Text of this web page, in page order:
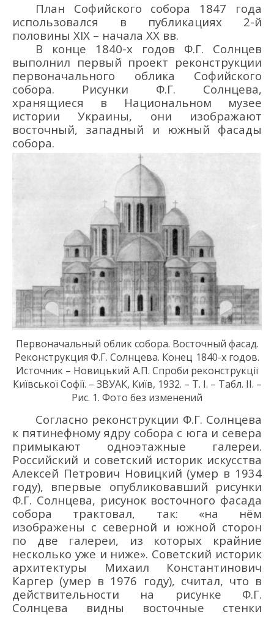
План Софийского собора 1847 года
использовался в публикациях 2-й
половины XIX – начала XX вв.
В конце 1840-х годов Ф.Г. Солнцев
выполнил первый проект реконструкции
первоначального облика Софийского
собора. Рисунки Ф.Г. Солнцева,
хранящиеся в Национальном музее
истории Украины, они изображают
восточный, западный и южный фасады
собора.
Первоначальный обликсобора. Восточный фасад.
Реконструкция Ф.Г. Солнцева. Конец 1840-х годов.
Источник – Новицький А.П. Спроби реконструкції
Київської Софії. – ЗВУАК, Київ, 1932. – Т. І. – Табл. II. –
Рис. 1. Фото без изменений
Согласно реконструкции Ф.Г. Солнцева
к пятинефному ядру собора с юга и севера
примыкают одноэтажные галереи.
Российский и советский историк искусства
Алексей Петрович Новицкий (умер в 1934
году), впервые опубликовавший рисунки
Ф.Г. Солнцева, рисунок восточного фасада
собора трактовал, так: «на нём
изображены с северной и южной сторон
по две галереи, из которых крайние
несколько уже и ниже». Советский историк
архитектуры Михаил Константинович
Каргер (умер в 1976 году), считал, что в
действительности на рисунке Ф.Г.
Солнцева видны восточные стенки